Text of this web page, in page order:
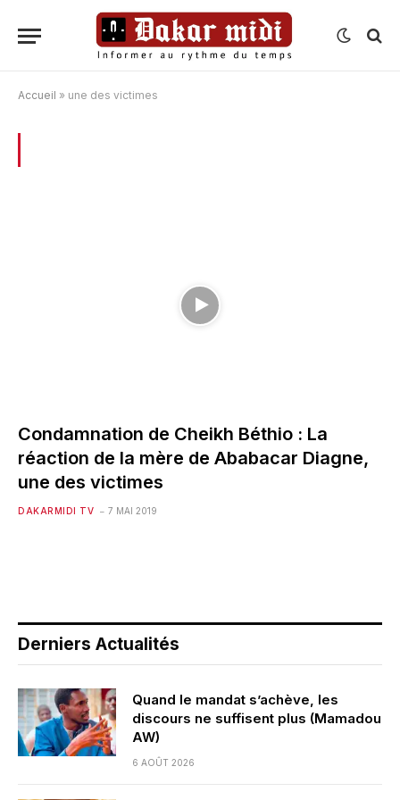
Accueil » une des victimes
Condamnation de Cheikh Béthio : La
réaction de la mère de Ababacar Diagne,
une des victimes
DAKARMIDI TV 7 MAI 2019
Derniers Actualités
Quand le mandat s’achève, les
discours ne suffisent plus (Mamadou
AW)
6 AOÛT 2026